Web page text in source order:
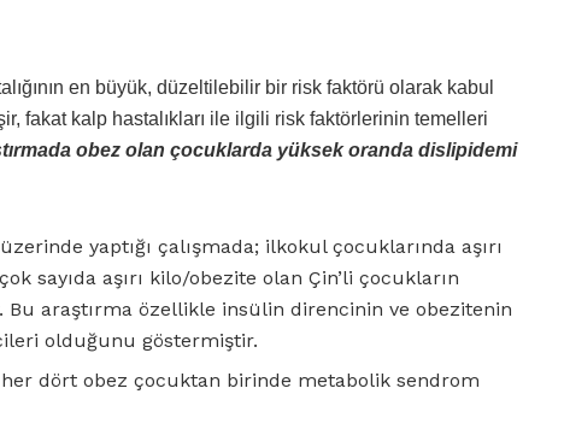
en büyük, düzeltilebilir bir risk faktörü olarak kabul
fakat kalp hastalıkları ile ilgili risk faktörlerinin temelleri
obez olan çocuklarda yüksek oranda dislipidemi
yaptığı çalışmada; ilkokul çocuklarında aşırı
sayıda aşırı kilo/obezite olan Çin’li çocukların
araştırma özellikle insülin direncinin ve obezitenin
olduğunu göstermiştir.
her dört obez çocuktan birinde metabolik sendrom